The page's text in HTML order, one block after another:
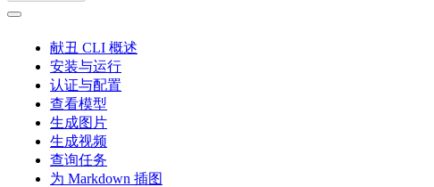
献丑 CLI 概述
安装与运行
认证与配置
查看模型
生成图片
生成视频
查询任务
为 Markdown 插图